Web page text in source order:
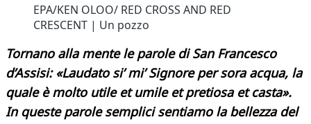
EPA/KEN OLOO/ RED CROSS AND RED
CRESCENT | Un pozzo
Tornano alla mente le parole di San Francesco
d’Assisi: «Laudato si’ mi’ Signore per sora acqua, la
quale è molto utile et umile et pretiosa et casta».
In queste parole semplici sentiamo la bellezza del